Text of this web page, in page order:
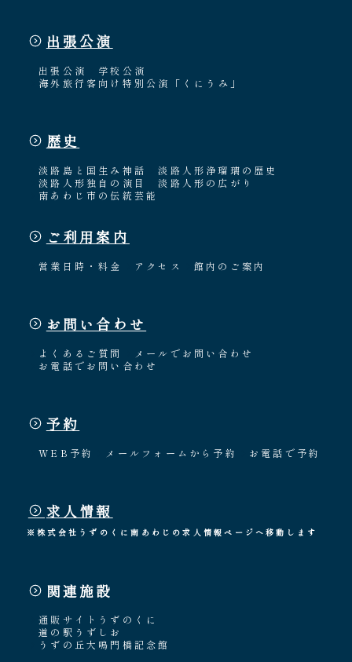
出張公演
出張公演
学校公演
海外旅行客向け特別公演「くにうみ」
歴史
淡路島と国生み神話
淡路人形浄瑠璃の歴史
淡路人形独自の演目
淡路人形の広がり
南あわじ市の伝統芸能
ご利用案内
営業日時・料金 アクセス 館内のご案内
お問い合わせ
よくあるご質問
メールでお問い合わせ
お電話でお問い合わせ
予約
WEB予約 メールフォームから予約 お電話で予約
求人情報
※株式会社うずのくに南あわじの求人情報ページへ移動します
関連施設
通販サイトうずのくに
道の駅うずしお
うずの丘大鳴門橋記念館